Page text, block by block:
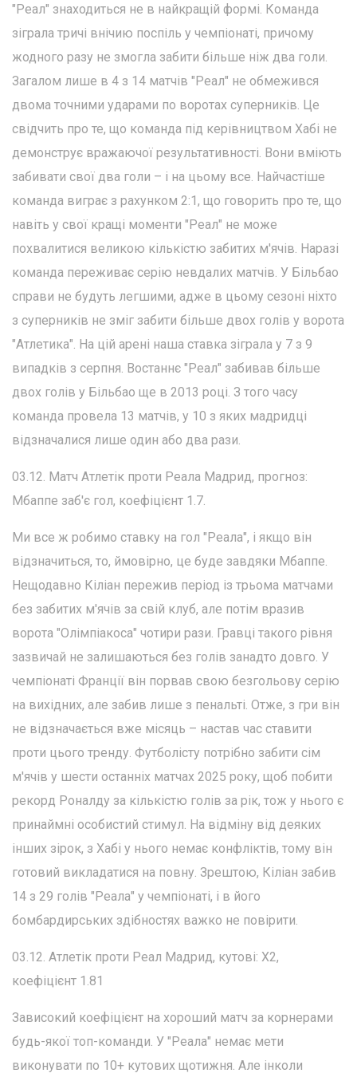
"Реал" знаходиться не в найкращій формі. Команда
зіграла тричі внічию поспіль у чемпіонаті, причому
жодного разу не змогла забити більше ніж два голи.
Загалом лише в 4 з 14 матчів "Реал" не обмежився
двома точними ударами по воротах суперників. Це
свідчить про те, що команда під керівництвом Хабі не
демонструє вражаючої результативності. Вони вміють
забивати свої два голи – і на цьому все. Найчастіше
команда виграє з рахунком 2:1, що говорить про те, що
навіть у свої кращі моменти "Реал" не може
похвалитися великою кількістю забитих м'ячів. Наразі
команда переживає серію невдалих матчів. У Більбао
справи не будуть легшими, адже в цьому сезоні ніхто
з суперників не зміг забити більше двох голів у ворота
"Атлетика". На цій арені наша ставка зіграла у 7 з 9
випадків з серпня. Востаннє "Реал" забивав більше
двох голів у Більбао ще в 2013 році. З того часу
команда провела 13 матчів, у 10 з яких мадридці
відзначалися лише один або два рази.
03.12. Матч Атлетік проти Реала Мадрид, прогноз:
Мбаппе заб'є гол, коефіцієнт 1.7.
Ми все ж робимо ставку на гол "Реала", і якщо він
відзначиться, то, ймовірно, це буде завдяки Мбаппе.
Нещодавно Кіліан пережив період із трьома матчами
без забитих м'ячів за свій клуб, але потім вразив
ворота "Олімпіакоса" чотири рази. Гравці такого рівня
зазвичай не залишаються без голів занадто довго. У
чемпіонаті Франції він порвав свою безгольову серію
на вихідних, але забив лише з пенальті. Отже, з гри він
не відзначається вже місяць – настав час ставити
проти цього тренду. Футболісту потрібно забити сім
м'ячів у шести останніх матчах 2025 року, щоб побити
рекорд Роналду за кількістю голів за рік, тож у нього є
принаймні особистий стимул. На відміну від деяких
інших зірок, з Хабі у нього немає конфліктів, тому він
готовий викладатися на повну. Зрештою, Кіліан забив
14 з 29 голів "Реала" у чемпіонаті, і в його
бомбардирських здібностях важко не повірити.
03.12. Атлетік проти Реал Мадрид, кутові: Х2,
коефіцієнт 1.81
Зависокий коефіцієнт на хороший матч за корнерами
будь-якої топ-команди. У "Реала" немає мети
виконувати по 10+ кутових щотижня. Але інколи